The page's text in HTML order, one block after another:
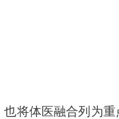
将体医融合列为重